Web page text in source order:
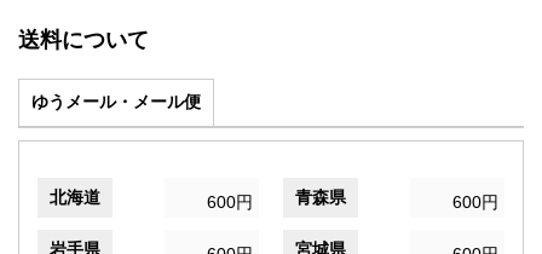
送料について
ゆうメール・メール便
北海道 600円 青森県 600円
岩手県 宮城県